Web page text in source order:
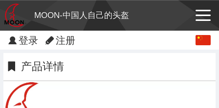
MOON-中国人自己的头盔
登录 注册
产品详情